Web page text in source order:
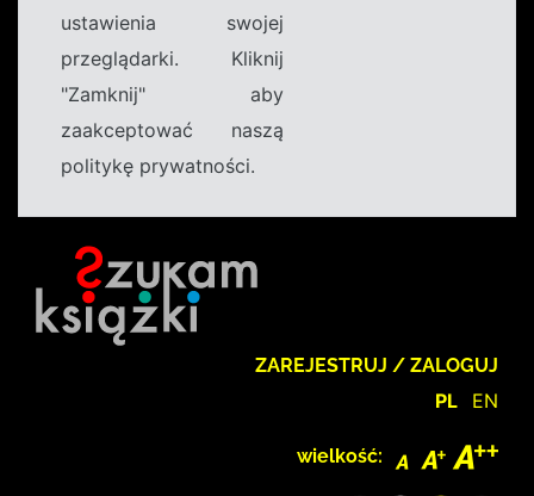
ustawienia swojej
przeglądarki. Kliknij
"Zamknij" aby
zaakceptować naszą
politykę prywatności.
ZAREJESTRUJ / ZALOGUJ
PL EN
wielkość: